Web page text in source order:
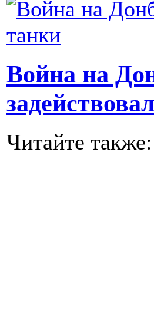
Война на
Читайте также: